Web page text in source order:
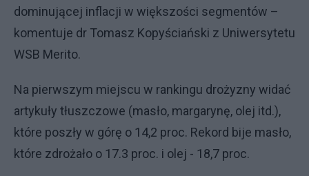
dominującej inflacji w większości segmentów –
komentuje dr Tomasz Kopyściański z Uniwersytetu
WSB Merito.
Na pierwszym miejscu w rankingu drożyzny widać
artykuły tłuszczowe (masło, margarynę, olej itd.),
które poszły w górę o 14,2 proc. Rekord bije masło,
które zdrożało o 17.3 proc. i olej - 18,7 proc.